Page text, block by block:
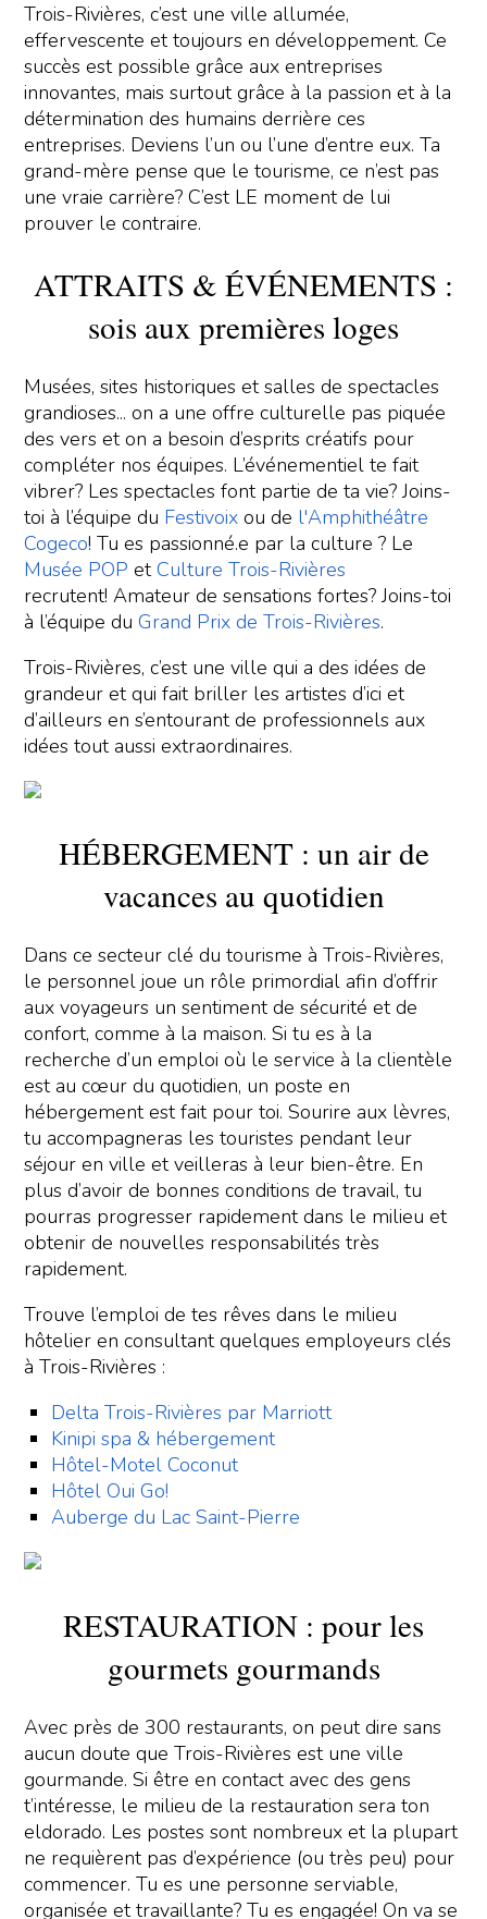
Trois-Rivières, c’est une ville allumée,
effervescente et toujours en développement. Ce
succès est possible grâce aux entreprises
innovantes, mais surtout grâce à la passion et à la
détermination des humains derrière ces
entreprises. Deviens l’un ou l’une d’entre eux. Ta
grand-mère pense que le tourisme, ce n’est pas
une vraie carrière? C’est LE moment de lui
prouver le contraire.
ATTRAITS & ÉVÉNEMENTS :
sois aux premières loges
Musées, sites historiques et salles de spectacles
grandioses... on a une offre culturelle pas piquée
des vers et on a besoin d’esprits créatifs pour
compléter nos équipes. L’événementiel te fait
vibrer? Les spectacles font partie de ta vie? Joins-
toi à l’équipe du Festivoix ou de l'Amphithéâtre
Cogeco! Tu es passionné.e par la culture ? Le
Musée POP etCulture Trois-Rivières
recrutent! Amateur de sensations fortes? Joins-toi
à l’équipe duGrand Prix de Trois-Rivières.
Trois-Rivières, c’est une ville qui a des idées de
grandeur et qui fait briller les artistes d’ici et
d’ailleurs en s’entourant de professionnels aux
idées tout aussi extraordinaires.
HÉBERGEMENT : un air de
vacances au quotidien
Dans ce secteur clé du tourisme à Trois-Rivières,
le personnel joue un rôle primordial afin d’offrir
aux voyageurs un sentiment de sécurité et de
confort, comme à la maison. Si tu es à la
recherche d’un emploi où le service à la clientèle
est au cœur du quotidien, un poste en
hébergement est fait pour toi. Sourire aux lèvres,
tu accompagneras les touristes pendant leur
séjour en ville et veilleras à leur bien-être. En
plus d’avoir de bonnes conditions de travail, tu
pourras progresser rapidement dans le milieu et
obtenir de nouvelles responsabilités très
rapidement.
Trouve l’emploi de tes rêves dans le milieu
hôtelier en consultant quelques employeurs clés
à Trois-Rivières :
Delta Trois-Rivières par Marriott
Kinipi spa & hébergement
Hôtel-Motel Coconut
Hôtel Oui Go!
Auberge du Lac Saint-Pierre
RESTAURATION : pour les
gourmets gourmands
Avec près de 300 restaurants, on peut dire sans
aucun doute que Trois-Rivières est une ville
gourmande. Si être en contact avec des gens
t’intéresse, le milieu de la restauration sera ton
eldorado. Les postes sont nombreux et la plupart
ne requièrent pas d’expérience (ou très peu) pour
commencer. Tu es une personne serviable,
organisée et travaillante? Tu es engagée! On va se